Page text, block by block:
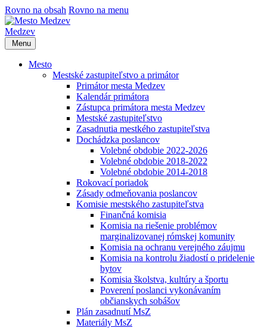
Rovno na obsah Rovno na menu
Medzev
Menu
Mesto
Mestské zastupiteľstvo a primátor
Primátor mesta Medzev
Kalendár primátora
Zástupca primátora mesta Medzev
Mestské zastupiteľstvo
Zasadnutia mestkého zastupiteľstva
Dochádzka poslancov
Volebné obdobie 2022-2026
Volebné obdobie 2018-2022
Volebné obdobie 2014-2018
Rokovací poriadok
Zásady odmeňovania poslancov
Komisie mestského zastupiteľstva
Finančná komisia
Komisia na riešenie problémov
marginalizovanej rómskej komunity
Komisia na ochranu verejného záujmu
Komisia na kontrolu žiadostí o pridelenie
bytov
Komisia školstva, kultúry a športu
Poverení poslanci vykonávaním
občianskych sobášov
Plán zasadnutí MsZ
Materiály MsZ